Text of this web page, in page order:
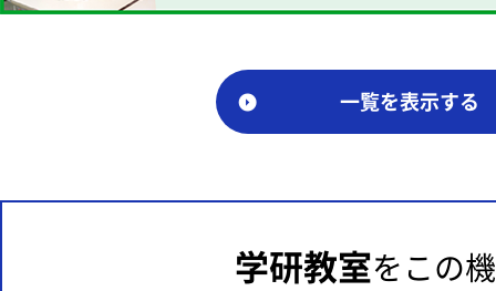
一覧を表示する
学研教室をこの